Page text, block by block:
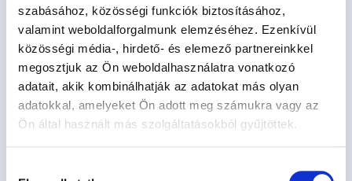
szabásához, közösségi funkciók biztosításához,
valamint weboldalforgalmunk elemzéséhez. Ezenkívül
közösségi média-, hirdető- és elemező partnereinkkel
megosztjuk az Ön weboldalhasználatra vonatkozó
adatait, akik kombinálhatják az adatokat más olyan
adatokkal, amelyeket Ön adott meg számukra vagy az
Ön által használt más szolgáltatásokból gyűjtöttek.